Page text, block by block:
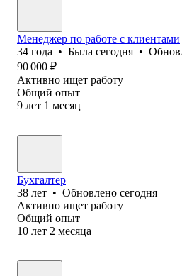
Менеджер по работе с клиентами
34 года • Была сегодня •
90 000 ₽
Активно ищет работу
Общий опыт
9 лет 1 месяц
Бухгалтер
38 лет • Обновлено сегодня
Активно ищет работу
Общий опыт
10 лет 2 месяца